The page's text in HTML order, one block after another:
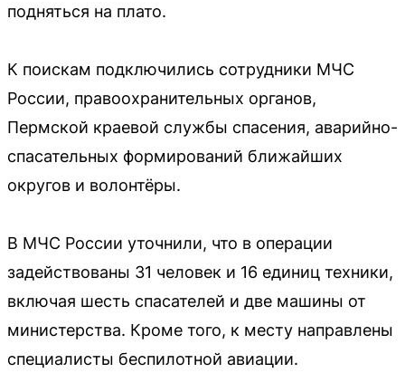
подняться на плато.
К поискам подключились сотрудники МЧС
России, правоохранительных органов,
Пермской краевой службы спасения, аварийно-
спасательных формирований ближайших
округов и волонтёры.
В МЧС России уточнили, что в операции
задействованы 31 человек и 16 единиц техники,
включая шесть спасателей и две машины от
министерства. Кроме того, к месту направлены
специалисты беспилотной авиации.